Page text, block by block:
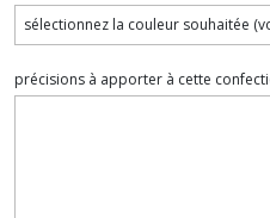
précisions à apporter à cette